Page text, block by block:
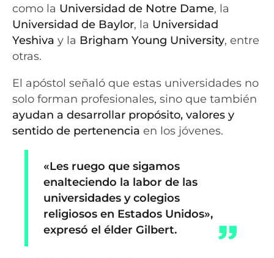
como la Universidad de Notre Dame, la
Universidad de Baylor, la Universidad
Yeshiva y la Brigham Young University, entre
otras.
El apóstol señaló que estas universidades no
solo forman profesionales, sino que también
ayudan a desarrollar propósito, valores y
sentido de pertenencia en los jóvenes.
«Les ruego que sigamos
enalteciendo la labor de las
universidades y colegios
religiosos en Estados Unidos»,
expresó el élder Gilbert.